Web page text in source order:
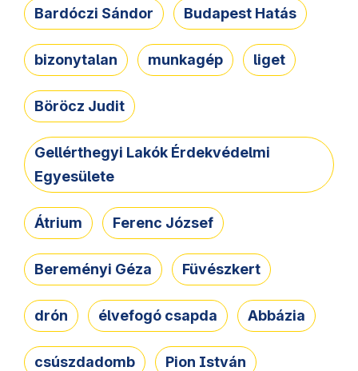
Bardóczi Sándor Budapest Hatás
bizonytalan munkagép liget
Böröcz Judit
Gellérthegyi Lakók Érdekvédelmi
Egyesülete
Átrium Ferenc József
Bereményi Géza Füvészkert
drón élvefogó csapda Abbázia
csúszdadomb Pion István